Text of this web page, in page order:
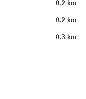
0.2 km
0.2 km
0.3 km